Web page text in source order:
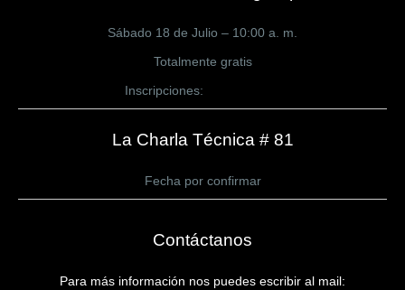
Sábado 18 de Julio – 10:00 a. m.
Totalmente gratis
Inscripciones:
La Charla Técnica # 81
Fecha por confirmar
Contáctanos
Para más información nos puedes escribir al mail: